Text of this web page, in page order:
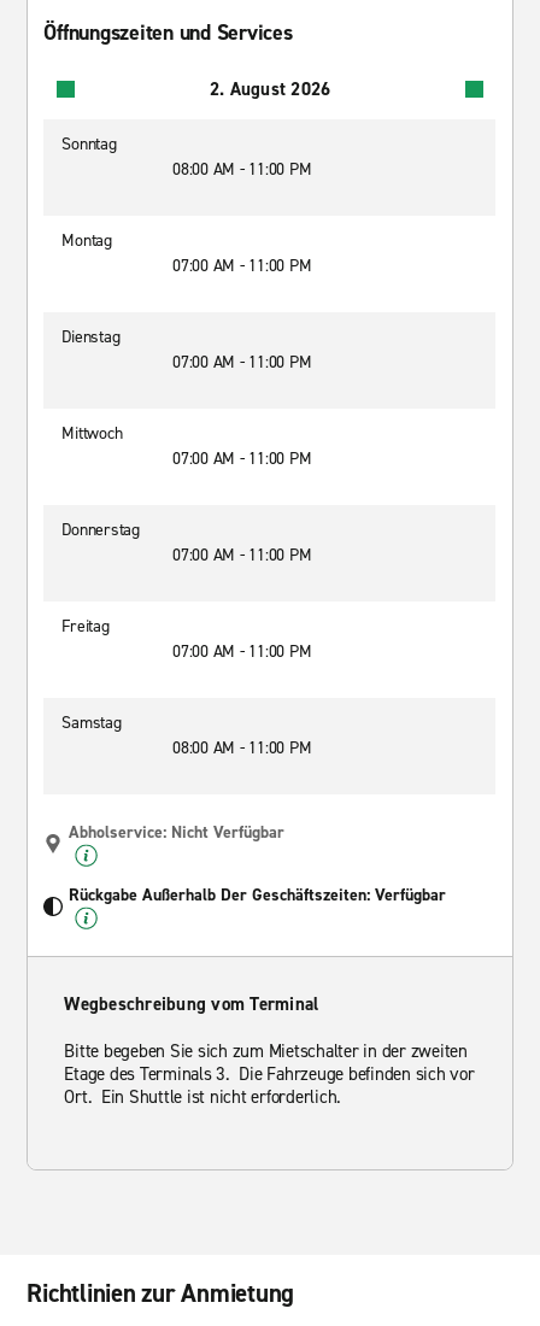
Öffnungszeiten und Services
2. August 2026
Sonntag
08:00 AM - 11:00 PM
Montag
07:00 AM - 11:00 PM
Dienstag
07:00 AM - 11:00 PM
Mittwoch
07:00 AM - 11:00 PM
Donnerstag
07:00 AM - 11:00 PM
Freitag
07:00 AM - 11:00 PM
Samstag
08:00 AM - 11:00 PM
Abholservice: Nicht Verfügbar
Rückgabe Außerhalb Der Geschäftszeiten: Verfügbar
Wegbeschreibung vom Terminal
Bitte begeben Sie sich zum Mietschalter in der zweiten
Etage des Terminals 3. Die Fahrzeuge befinden sich vor
Ort. Ein Shuttle ist nicht erforderlich.
Richtlinien zur Anmietung